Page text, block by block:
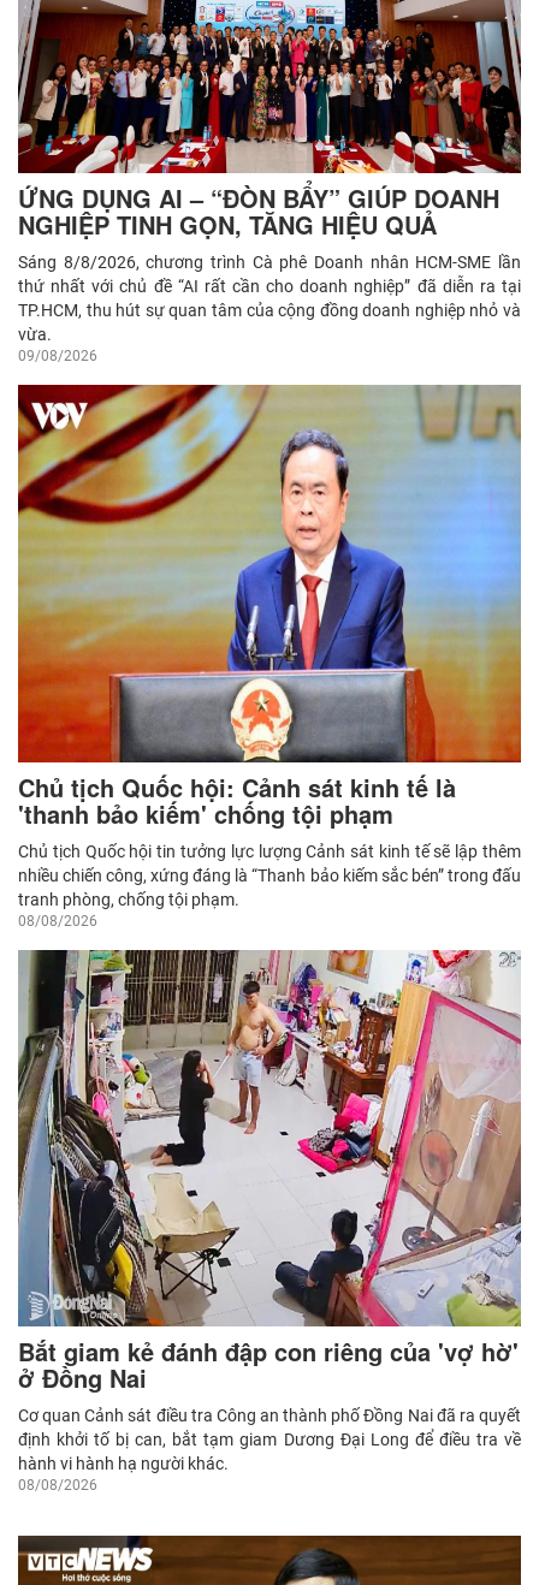
Cô gái tăng 25kg trong 2 năm do bệnh hiếm gặp, 1 triệu
dân chỉ 70 ca
Hà Nội siết kiểm tra bút tiêm giảm cân trôi nổi trên mạng
Những điểm đột phá trong Nghị quyết mới về đất đai
Bộ Tài chính đề xuất cập nhật chế tài xử phạt, đồng bộ quy
định về kinh doanh bảo hiểm
Đà Nẵng: Chủ tịch UBND thành phố khảo sát vùng trồng
Sâm Ngọc Linh, thúc đẩy dự án đầu tư hơn 12.000 tỷ đồng
ỨNG DỤNG AI – “ĐÒN BẨY” GIÚP DOANH
NGHIỆP TINH GỌN, TĂNG HIỆU QUẢ
Sáng 8/8/2026, chương trình Cà phê Doanh nhân HCM-SME lần
thứ nhất với chủ đề “AI rất cần cho doanh nghiệp” đã diễn ra tại
TP.HCM, thu hút sự quan tâm của cộng đồng doanh nghiệp nhỏ và
vừa.
09/08/2026
Chủ tịch Quốc hội: Cảnh sát kinh tế là
'thanh bảo kiếm' chống tội phạm
Chủ tịch Quốc hội tin tưởng lực lượng Cảnh sát kinh tế sẽ lập thêm
nhiều chiến công, xứng đáng là “Thanh bảo kiếm sắc bén” trong đấu
tranh phòng, chống tội phạm.
08/08/2026
Bắt giam kẻ đánh đập con riêng của 'vợ hờ'
ở Đồng Nai
Cơ quan Cảnh sát điều tra Công an thành phố Đồng Nai đã ra quyết
định khởi tố bị can, bắt tạm giam Dương Đại Long để điều tra về
hành vi hành hạ người khác.
08/08/2026